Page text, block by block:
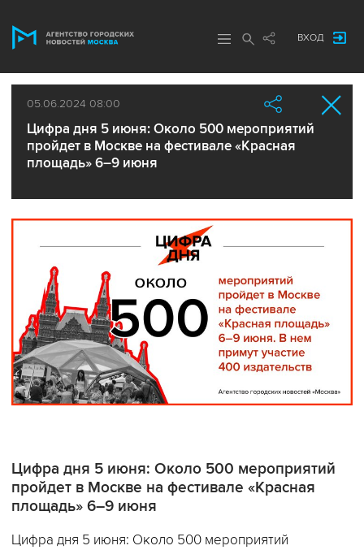
ВХОД
05.06.2024 08:00
Цифра дня 5 июня: Около 500 мероприятий
пройдет в Москве на фестивале «Красная
площадь» 6–9 июня
Цифра дня 5 июня: Около 500 мероприятий
пройдет в Москве на фестивале «Красная
площадь» 6–9 июня
Цифра дня 5 июня: Около 500 мероприятий